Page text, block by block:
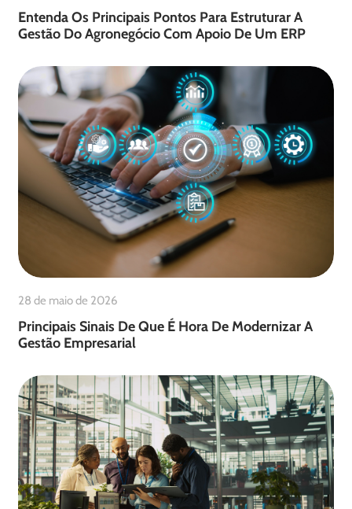
Entenda Os Principais Pontos Para Estruturar A
Gestão Do Agronegócio Com Apoio De Um ERP
28 de maio de 2026
Principais Sinais De Que É Hora De Modernizar A
Gestão Empresarial